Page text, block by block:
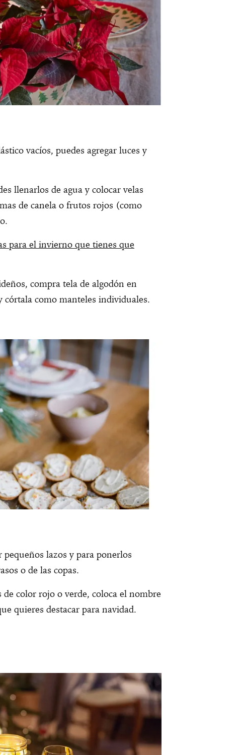
vacíos, puedes agregar luces y
llenarlos de agua y colocar velas
de canela o frutos rojos (como
para el invierno que tienes que
compra tela de algodón en
córtala como manteles individuales.
lazos y para ponerlos
o de las copas.
color rojo o verde, coloca el nombre
quieres destacar para navidad.